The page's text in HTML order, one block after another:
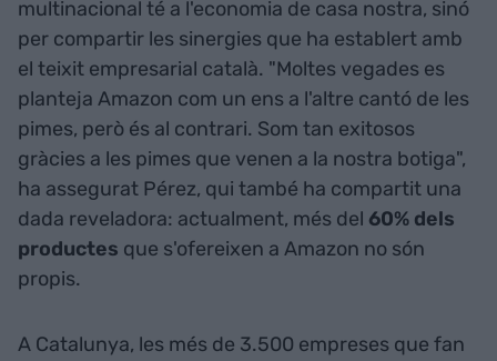
multinacional té a l'economia de casa nostra, sinó
per compartir les sinergies que ha establert amb
el teixit empresarial català. "Moltes vegades es
planteja Amazon com un ens a l'altre cantó de les
pimes, però és al contrari. Som tan exitosos
gràcies a les pimes que venen a la nostra botiga",
ha assegurat Pérez, qui també ha compartit una
dada reveladora: actualment, més del 60% dels
productes que s'ofereixen a Amazon no són
propis.
A Catalunya, les més de 3.500 empreses que fan